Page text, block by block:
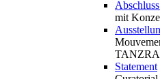
mit
Statement